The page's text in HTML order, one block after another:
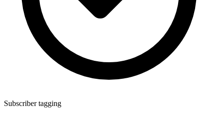
Subscriber tagging